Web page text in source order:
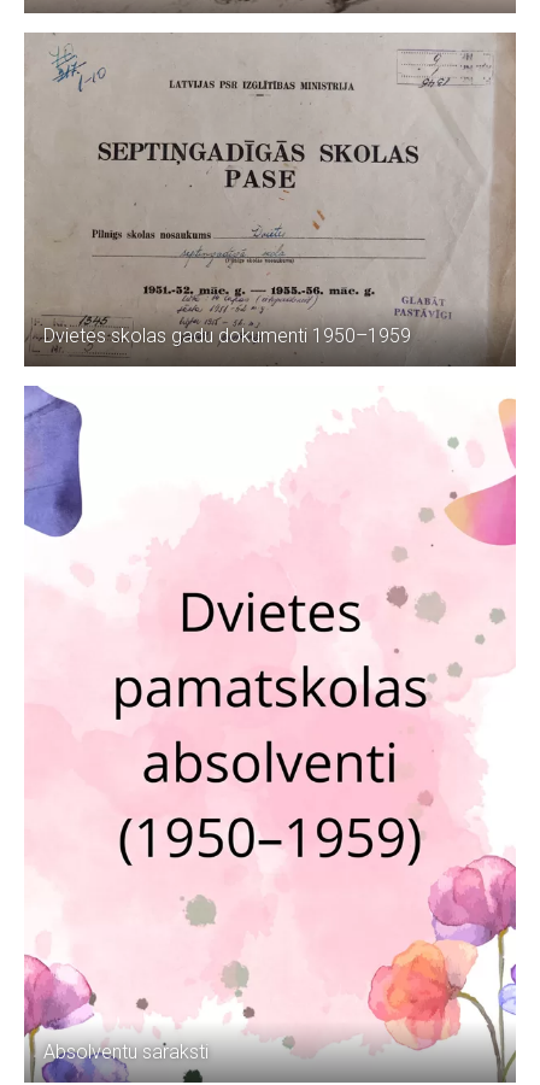
Dvietes skolas gadu dokumenti 1950–1959
Absolventu saraksti